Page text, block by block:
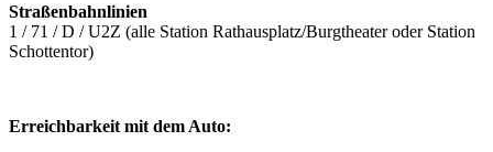
Straßenbahnlinien
1 / 71 / D / U2Z (alle Station Rathausplatz/Burgtheater oder Station
Schottentor)
Erreichbarkeit mit dem Auto: